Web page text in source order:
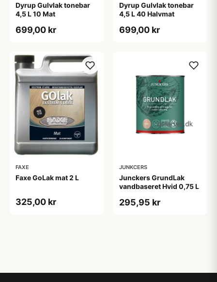
Dyrup Gulvlak tonebar
4,5 L 10 Mat
699,00 kr
Dyrup Gulvlak tonebar
4,5 L 40 Halvmat
699,00 kr
FAXE
Faxe GoLak mat 2 L
325,00 kr
JUNKCERS
Junckers GrundLak
vandbaseret Hvid 0,75 L
295,95 kr